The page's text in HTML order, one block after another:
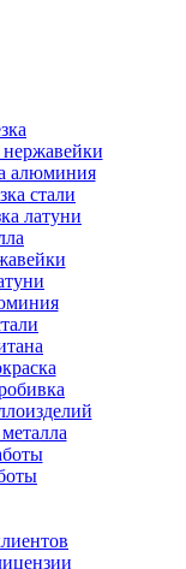
нержавейки
алюминия
стали
латуни